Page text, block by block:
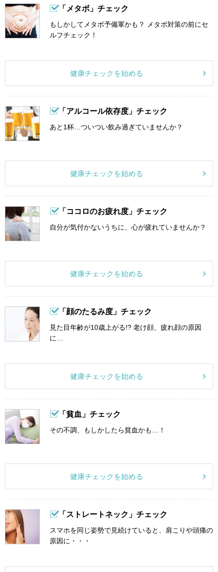
「メタボ」チェック
もしかしてメタボ予備軍かも？ メタボ対策の前にセ
ルフチェック！
健康チェックを始める
「アルコール依存度」チェック
あと1杯…ついつい飲み過ぎていませんか？
健康チェックを始める
「ココロのお疲れ度」チェック
自分が気付かないうちに、心が疲れていませんか？
健康チェックを始める
「顔のたるみ度」チェック
見た目年齢が10歳上がる!? 老け顔、疲れ顔の原因
に…
健康チェックを始める
「貧血」チェック
その不調、もしかしたら貧血かも…！
健康チェックを始める
「ストレートネック」チェック
スマホを同じ姿勢で見続けていると、肩こりや頭痛の
原因に・・・